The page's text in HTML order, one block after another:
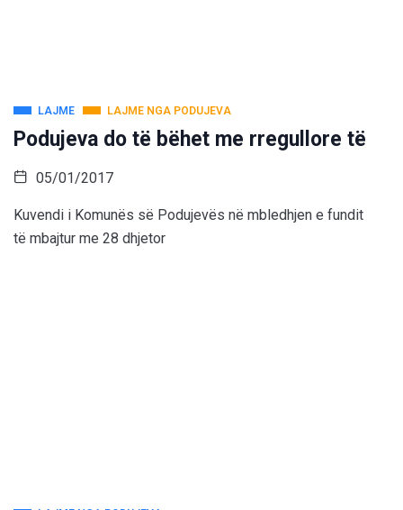
LAJME LAJME NGA PODUJEVA
Podujeva do të bëhet me rregullore të
05/01/2017
Kuvendi i Komunës së Podujevës në mbledhjen e fundit
të mbajtur me 28 dhjetor